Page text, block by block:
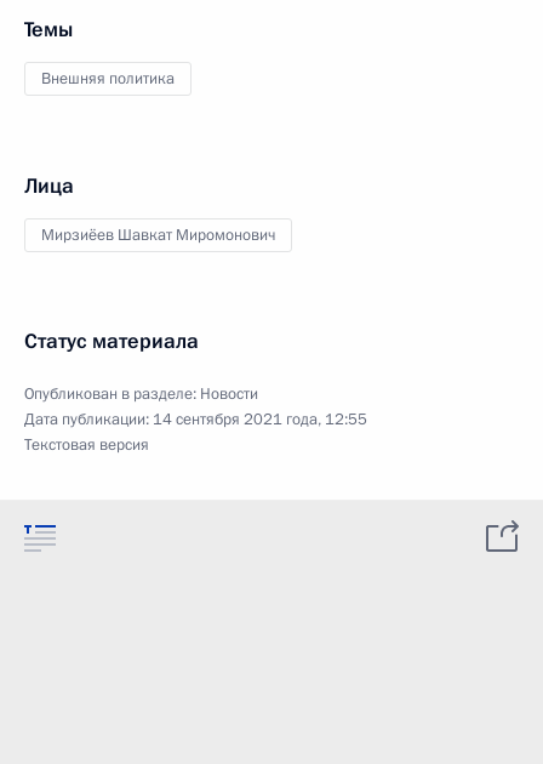
Темы
Внешняя политика
Лица
Мирзиёев Шавкат Миромонович
Статус материала
Опубликован в разделе: Новости
Дата публикации: 14 сентября 2021 года, 12:55
Текстовая версия